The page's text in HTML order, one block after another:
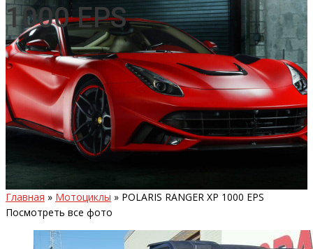
1000 EPS
Главная » Мотоциклы » POLARIS RANGER XP 1000 EPS
Посмотреть все фото